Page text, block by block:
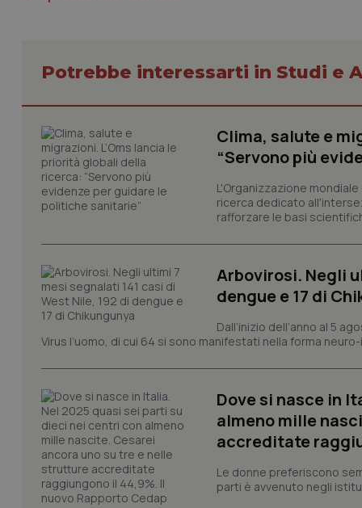
Potrebbe interessarti in Studi e
Clima, salute e
“Servono più
L'Organizzazione
ricerca dedicato
rafforzare le basi
Arbovirosi. Negli
dengue e 17 di
Dall’inizio dell’anno al 5
Virus l’uomo, di cui 64 si sono manifestati nella forma neuro-
Dove si nasce in
almeno mille
accreditate
Le donne preferiscono
parti è avvenuto negli
tracking-sites-
tracking-enable
tracking-sites-
session-id
_ga